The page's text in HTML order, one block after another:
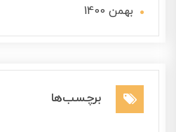
بهمن 1400
برچسب‌ها